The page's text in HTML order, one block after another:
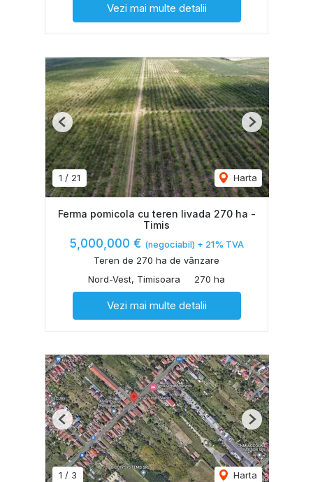
Vezi mai multe detalii
1 / 21 Harta
Previous Next
Ferma pomicola cu teren livada 270 ha -
Timis
5,000,000 € (negociabil) + 21% TVA
Teren de 270 ha de vânzare
Nord-Vest, Timisoara
270 ha
Vezi mai multe detalii
1 / 3 Harta
Previous Next